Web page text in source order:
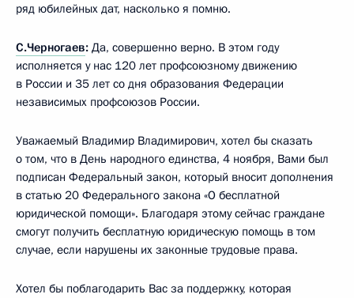
ряд юбилейных дат, насколько я помню.
С.Черногаев: Да, совершенно верно. В этом году
исполняется у нас 120 лет профсоюзному движению
в России и 35 лет со дня образования Федерации
независимых профсоюзов России.
Уважаемый Владимир Владимирович, хотел бы сказать
о том, что в День народного единства, 4 ноября, Вами был
подписан Федеральный закон, который вносит дополнения
в статью 20 Федерального закона «О бесплатной
юридической помощи». Благодаря этому сейчас граждане
смогут получить бесплатную юридическую помощь в том
случае, если нарушены их законные трудовые права.
Хотел бы поблагодарить Вас за поддержку, которая